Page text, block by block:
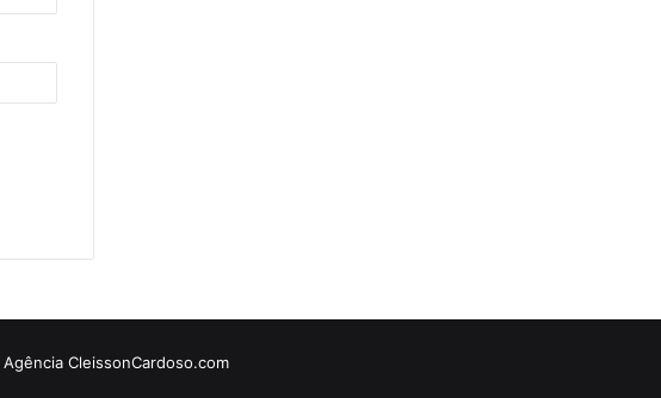
Agência CleissonCardoso.com